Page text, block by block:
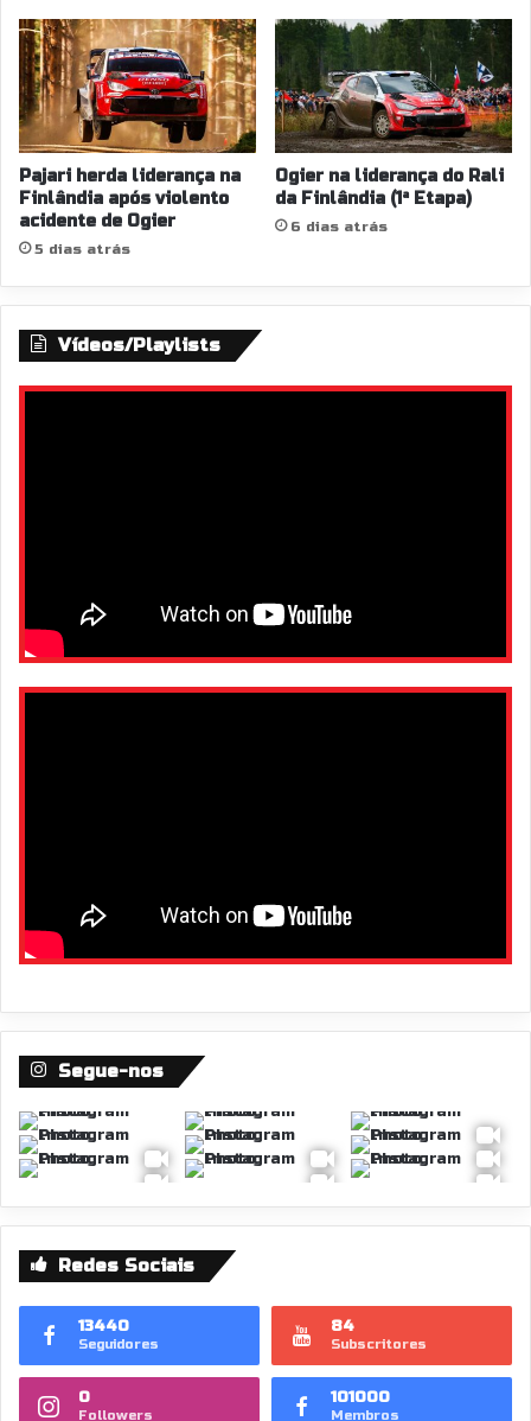
Pajari herda liderança na
Finlândia após violento
acidente de Ogier
5 dias atrás
Ogier na liderança do Rali
da Finlândia (1ª Etapa)
6 dias atrás
Vídeos/Playlists
Segue-nos
Redes Sociais
13440
Seguidores
84
Subscritores
0
Followers
101000
Membros